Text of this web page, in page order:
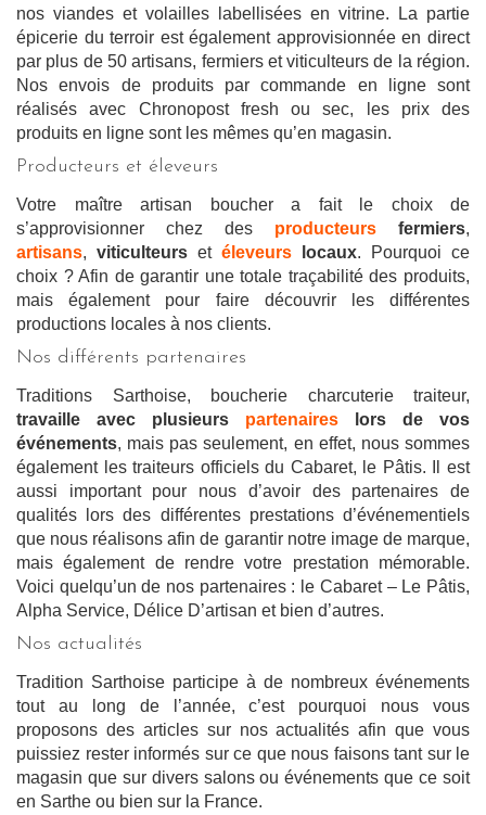
nos viandes et volailles labellisées en vitrine. La partie
épicerie du terroir est également approvisionnée en direct
par plus de 50 artisans, fermiers et viticulteurs de la région.
Nos envois de produits par commande en ligne sont
réalisés avec Chronopost fresh ou sec, les prix des
produits en ligne sont les mêmes qu’en magasin.
Producteurs et éleveurs
Votre maître artisan boucher a fait le choix de
s’approvisionner chez des producteurs fermiers,
artisans, viticulteurs et éleveurs locaux. Pourquoi ce
choix ? Afin de garantir une totale traçabilité des produits,
mais également pour faire découvrir les différentes
productions locales à nos clients.
Nos différents partenaires
Traditions Sarthoise, boucherie charcuterie traiteur,
travaille avec plusieurs partenaires lors de vos
événements, mais pas seulement, en effet, nous sommes
également les traiteurs officiels du Cabaret, le Pâtis. Il est
aussi important pour nous d’avoir des partenaires de
qualités lors des différentes prestations d’événementiels
que nous réalisons afin de garantir notre image de marque,
mais également de rendre votre prestation mémorable.
Voici quelqu’un de nos partenaires : le Cabaret – Le Pâtis,
Alpha Service, Délice D’artisan et bien d’autres.
Nos actualités
Tradition Sarthoise participe à de nombreux événements
tout au long de l’année, c’est pourquoi nous vous
proposons des articles sur nos actualités afin que vous
puissiez rester informés sur ce que nous faisons tant sur le
magasin que sur divers salons ou événements que ce soit
en Sarthe ou bien sur la France.